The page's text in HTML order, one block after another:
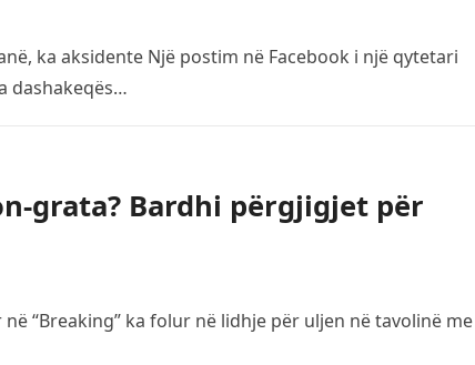
ka aksidente Një postim në Facebook i një qytetari
dashakeqës…
grata? Bardhi përgjigjet për
“Breaking” ka folur në lidhje për uljen në tavolinë me